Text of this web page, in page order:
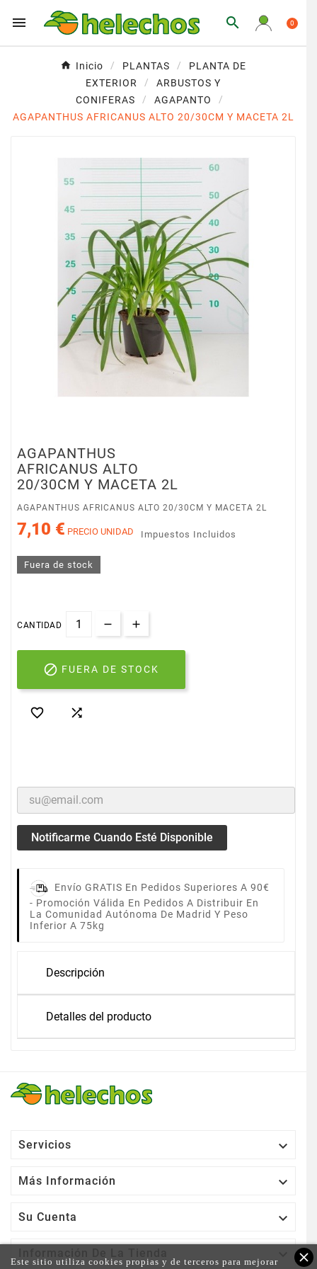
  0
Inicio PLANTAS
PLANTA DE
EXTERIOR
ARBUSTOS Y
CONIFERAS
AGAPANTO
AGAPANTHUS AFRICANUS ALTO 20/30CM Y MACETA 2L
AGAPANTHUS
AFRICANUS ALTO
20/30CM Y MACETA 2L
AGAPANTHUS AFRICANUS ALTO 20/30CM Y MACETA 2L
7,10 € PRECIO UNIDAD Impuestos Incluidos
Fuera de stock
CANTIDAD
 FUERA DE STOCK
 
Notificarme Cuando Esté Disponible
Envío GRATIS En Pedidos Superiores A 90€
- Promoción Válida En Pedidos A Distribuir En
La Comunidad Autónoma De Madrid Y Peso
Inferior A 75kg
Descripción
Detalles del producto
Servicios 
Más Información 
Su Cuenta 
close
Este sitio utiliza cookies propias y de terceros para mejorar